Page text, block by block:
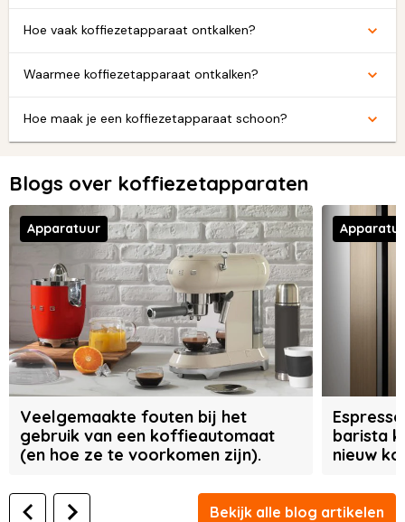
Hoe vaak koffiezetapparaat ontkalken?
Waarmee koffiezetapparaat ontkalken?
Hoe maak je een koffiezetapparaat schoon?
Blogs over koffiezetapparaten
Veelgemaakte fouten bij het
gebruik van een koffieautomaat
(en hoe ze te voorkomen zijn).
Apparatuur
barista
nieuw
Bekijk alle blog artikelen